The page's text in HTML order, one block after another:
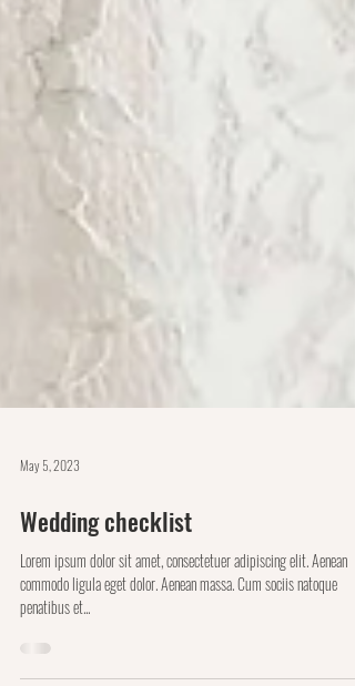
May 5, 2023
Wedding checklist
Lorem ipsum dolor sit amet, consectetuer adipiscing elit. Aenean
commodo ligula eget dolor. Aenean massa. Cum sociis natoque